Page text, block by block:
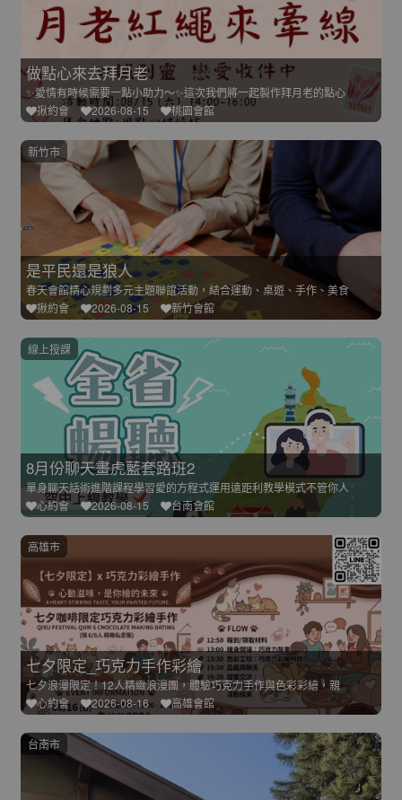
做點心來去拜月老
✨愛情有時候需要一點小助力～✨這次我們將一起製作拜月老的點心
揪約會
2026-08-15 桃園會館
是平民還是狼人
春天會館精心規劃多元主題聯誼活動，結合運動、桌遊、手作、美食
揪約會
2026-08-15 新竹會館
新竹市
8月份聊天畫虎藍套路班2
單身聊天話術進階課程學習愛的方程式運用遠距利教學模式不管你人
心約會
2026-08-15 台南會館
線上授課
七夕限定_巧克力手作彩繪
七夕浪漫限定！12人精緻浪漫團，體驗巧克力手作與色彩彩繪，親
心約會
2026-08-16 高雄會館
高雄市
台南市